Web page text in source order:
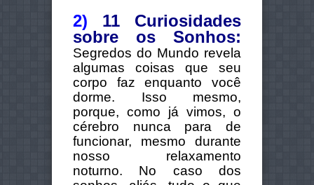
2) 11 Curiosidades
sobre os Sonhos:
Segredos do Mundo revela
algumas coisas que seu
corpo faz enquanto você
dorme. Isso mesmo,
porque, como já vimos, o
cérebro nunca para de
funcionar, mesmo durante
nosso relaxamento
noturno. No caso dos